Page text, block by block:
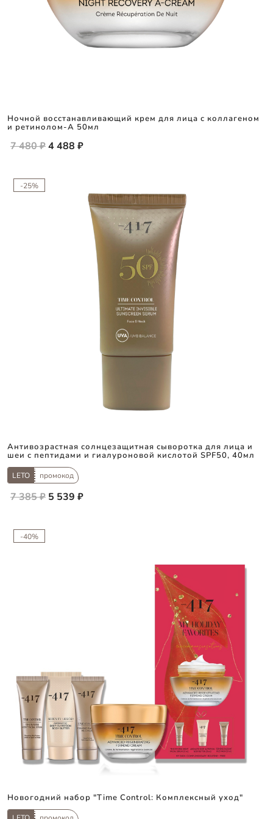
Ночной восстанавливающий крем для лица с коллагеном
и ретинолом-А 50мл
7 480 ₽4 488 ₽
-25%
Антивозрастная солнцезащитная сыворотка для лица и
шеи с пептидами и гиалуроновой кислотой SPF50, 40мл
LETO промокод
7 385 ₽ 5 539 ₽
-40%
Новогодний набор "Time Control: Комплексный уход"